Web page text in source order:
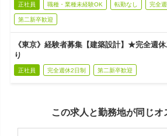
正社員 職種・業種未経験OK 転勤なし 完全
第二新卒歓迎
《東京》経験者募集【建築設計】★完全週
り
正社員 完全週休2日制 第二新卒歓迎
この求人と勤務地が同じオ